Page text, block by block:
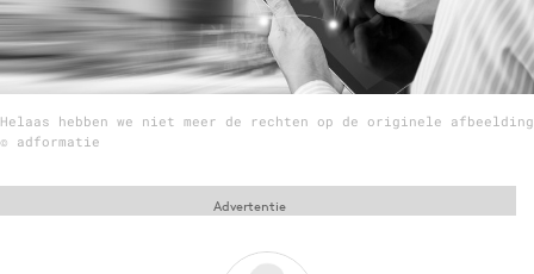
Home
9 sept: GenAI-training
12 nov: MarketingLive!
Adverteren
Helaas hebben we niet meer de rechten op de originele afbeelding
© adformatie
Advertentie